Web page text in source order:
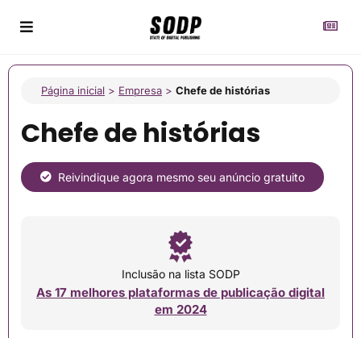
Página inicial > Empresa > Chefe de histórias
Chefe de histórias
Reivindique agora mesmo seu anúncio gratuito
Inclusão na lista SODP
As 17 melhores plataformas de publicação digital
em 2024